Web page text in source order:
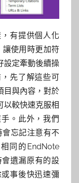
有提供個人化
使用時更加符
設定牽動後續操
先了解這些可
目與內容，對於
以較快速克服相
。此外，我們
忘記注意有不
同的EndNote
遺漏原有的設
事後快迅速彌